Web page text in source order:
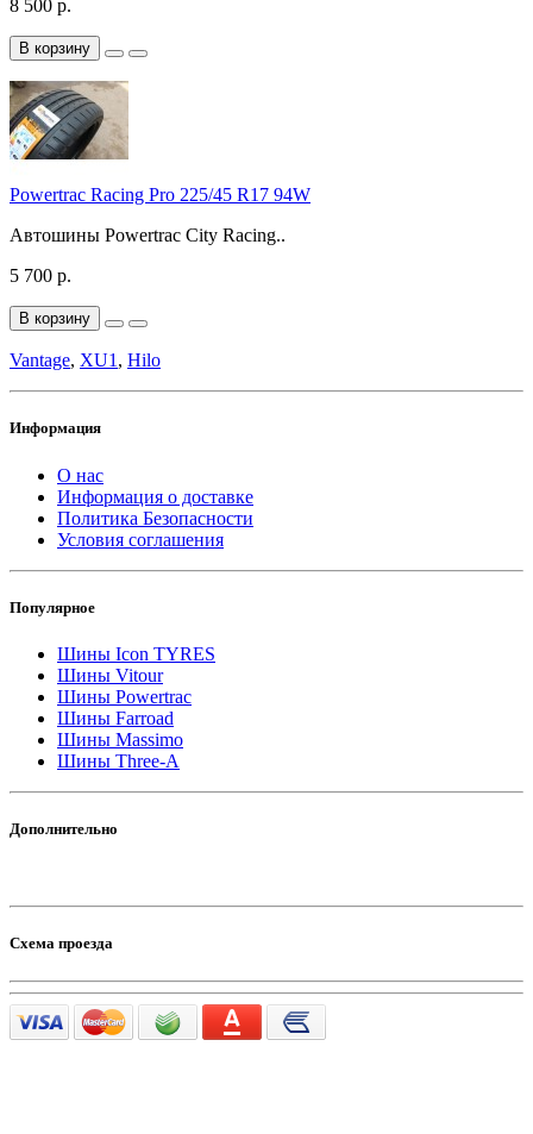
8 500 р.
В корзину
Powertrac Racing Pro 225/45 R17 94W
Автошины Powertrac City Racing..
5 700 р.
В корзину
Vantage, XU1 , Hilo
Информация
О нас
Информация о доставке
Политика Безопасности
Условия соглашения
Популярное
Шины Icon TYRES
Шины Vitour
Шины Powertrac
Шины Farroad
Шины Massimo
Шины Three-A
Дополнительно
Схема проезда